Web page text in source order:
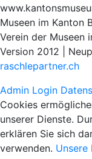
Museen im Kanton
Verein der Museen
Version 2012 |
raschlepartner.ch
Admin Login
Cookies
unserer Dienste.
erklären Sie sich
verwenden. Unsere